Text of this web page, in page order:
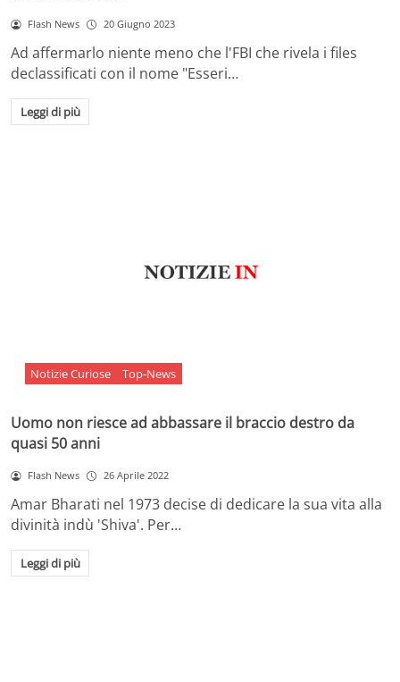
Flash News 20 Giugno 2023
Ad affermarlo niente meno che l'FBI che rivela i files
declassificati con il nome "Esseri…
Leggi di più
Notizie Curiose Top-News
Uomo non riesce ad abbassare il braccio destro da
quasi 50 anni
Flash News 26 Aprile 2022
Amar Bharati nel 1973 decise di dedicare la sua vita alla
divinità indù 'Shiva'. Per…
Leggi di più